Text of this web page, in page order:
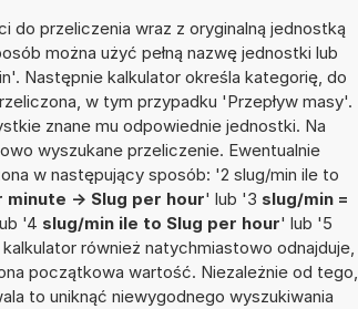
do przeliczenia wraz z oryginalną jednostką
można użyć pełną nazwę jednostki lub
Następnie kalkulator określa kategorię, do
w tym przypadku 'Przepływ masy'.
znane mu odpowiednie jednostki. Na
wyszukane przeliczenie. Ewentualnie
w następujący sposób: '2 slug/min ile to
minute -> Slug per hour' lub '3 slug/min =
'4 slug/min ile to Slug per hour' lub '5
również natychmiastowo odnajduje,
początkowa wartość. Niezależnie od tego,
to uniknąć niewygodnego wyszukiwania